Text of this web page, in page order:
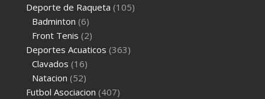
Deporte de Raqueta (105)
Badminton (6)
Front Tenis (2)
Deportes Acuaticos (363)
Clavados (16)
Natacion (52)
Futbol Asociacion (407)